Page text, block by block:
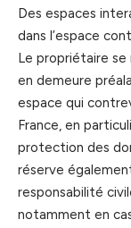
Des espaces
dans l’espace
Le propriétaire se
en demeure
espace qui
France, en
protection des
réserve
responsabilité
notamment en